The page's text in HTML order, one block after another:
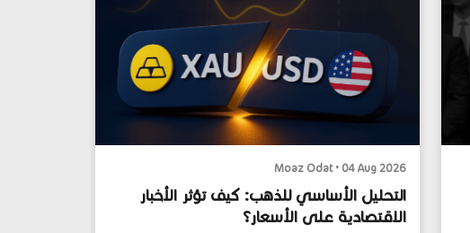
Moaz Odat • 04 Aug 2026
التحليل الأساسي للذهب: كيف تؤثر الأخبار
الاقتصادية على الأسعار؟